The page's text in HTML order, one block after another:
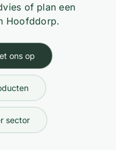
of plan een
Hoofddorp.
ons op
sector